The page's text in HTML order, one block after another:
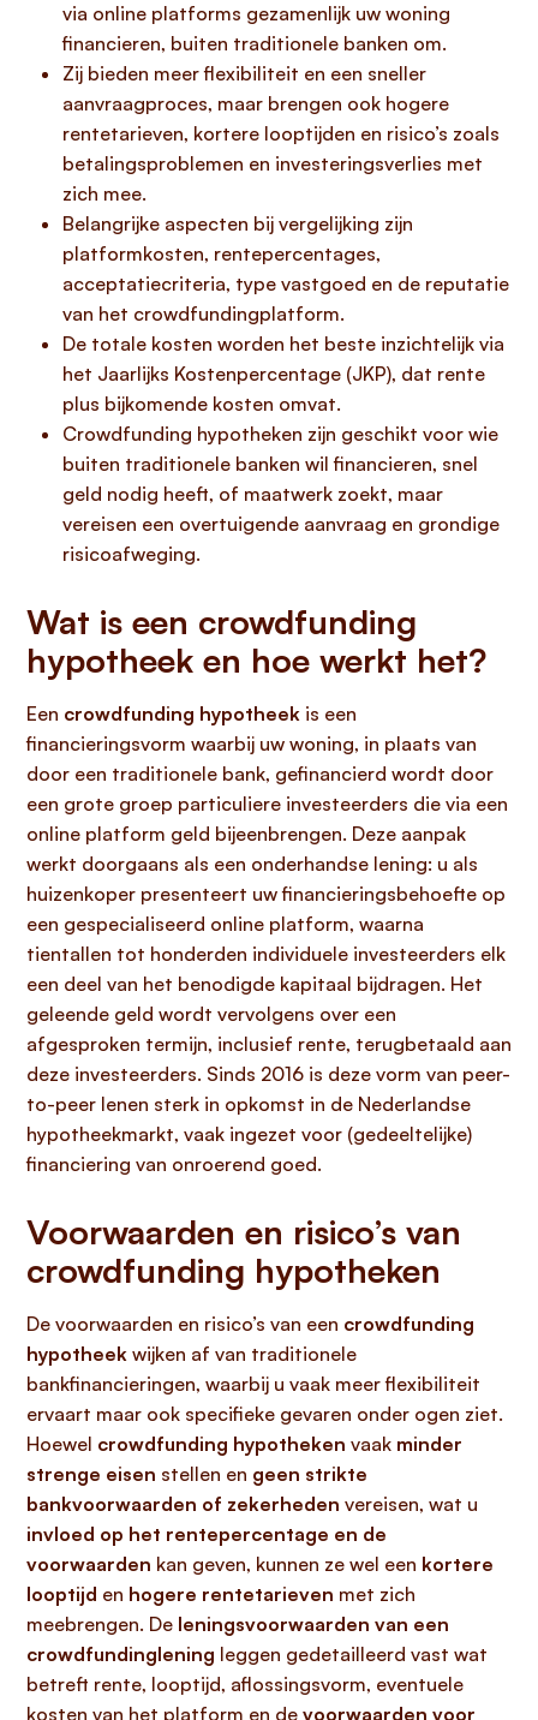
via online platforms gezamenlijk uw woning
financieren, buiten traditionele banken om.
Zij bieden meer flexibiliteit en een sneller
aanvraagproces, maar brengen ook hogere
rentetarieven, kortere looptijden en risico’s zoals
betalingsproblemen en investeringsverlies met
zich mee.
Belangrijke aspecten bij vergelijking zijn
platformkosten, rentepercentages,
acceptatiecriteria, type vastgoed en de reputatie
van het crowdfundingplatform.
De totale kosten worden het beste inzichtelijk via
het Jaarlijks Kostenpercentage (JKP), dat rente
plus bijkomende kosten omvat.
Crowdfunding hypotheken zijn geschikt voor wie
buiten traditionele banken wil financieren, snel
geld nodig heeft, of maatwerk zoekt, maar
vereisen een overtuigende aanvraag en grondige
risicoafweging.
Wat is een crowdfunding
hypotheek en hoe werkt het?
Een crowdfunding hypotheek is een
financieringsvorm waarbij uw woning, in plaats van
door een traditionele bank, gefinancierd wordt door
een grote groep particuliere investeerders die via een
online platform geld bijeenbrengen. Deze aanpak
werkt doorgaans als een onderhandse lening: u als
huizenkoper presenteert uw financieringsbehoefte op
een gespecialiseerd online platform, waarna
tientallen tot honderden individuele investeerders elk
een deel van het benodigde kapitaal bijdragen. Het
geleende geld wordt vervolgens over een
afgesproken termijn, inclusief rente, terugbetaald aan
deze investeerders. Sinds 2016 is deze vorm van peer-
to-peer lenen sterk in opkomst in de Nederlandse
hypotheekmarkt, vaak ingezet voor (gedeeltelijke)
financiering van onroerend goed.
Voorwaarden en risico’s van
crowdfunding hypotheken
De voorwaarden en risico’s van een crowdfunding
hypotheek wijken af van traditionele
bankfinancieringen, waarbij u vaak meer flexibiliteit
ervaart maar ook specifieke gevaren onder ogen ziet.
Hoewel crowdfunding hypotheken vaak minder
strenge eisen stellen en geen strikte
bankvoorwaarden of zekerheden vereisen, wat u
invloed op het rentepercentage en de
voorwaarden kan geven, kunnen ze wel een kortere
looptijd en hogere rentetarieven met zich
meebrengen. De leningsvoorwaarden van een
crowdfundinglening leggen gedetailleerd vast wat
betreft rente, looptijd, aflossingsvorm, eventuele
kosten van het platform en de voorwaarden voor